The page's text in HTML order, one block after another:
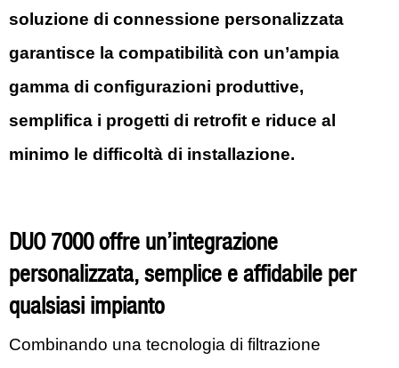
soluzione di connessione personalizzata
garantisce la compatibilità con un’ampia
gamma di configurazioni produttive,
semplifica i progetti di retrofit e riduce al
minimo le difficoltà di installazione.
DUO 7000 offre un’integrazione
personalizzata, semplice e affidabile per
qualsiasi impianto
Combinando una tecnologia di filtrazione